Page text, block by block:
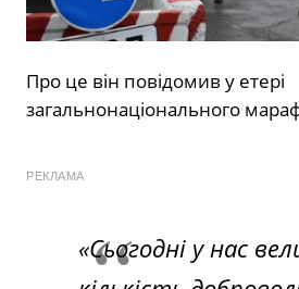
Про це він повідомив у етері
загальнонаціонального
РЕКЛАМА
«Сьогодні у нас